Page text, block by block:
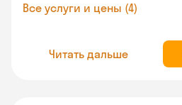
Все услуги и цены (4)
Читать дальше